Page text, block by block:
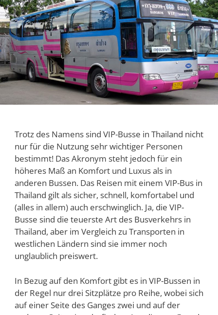
Trotz des Namens sind VIP-Busse in Thailand nicht
nur für die Nutzung sehr wichtiger Personen
bestimmt! Das Akronym steht jedoch für ein
höheres Maß an Komfort und Luxus als in
anderen Bussen. Das Reisen mit einem VIP-Bus in
Thailand gilt als sicher, schnell, komfortabel und
(alles in allem) auch erschwinglich. Ja, die VIP-
Busse sind die teuerste Art des Busverkehrs in
Thailand, aber im Vergleich zu Transporten in
westlichen Ländern sind sie immer noch
unglaublich preiswert.
In Bezug auf den Komfort gibt es in VIP-Bussen in
der Regel nur drei Sitzplätze pro Reihe, wobei sich
auf einer Seite des Ganges zwei und auf der